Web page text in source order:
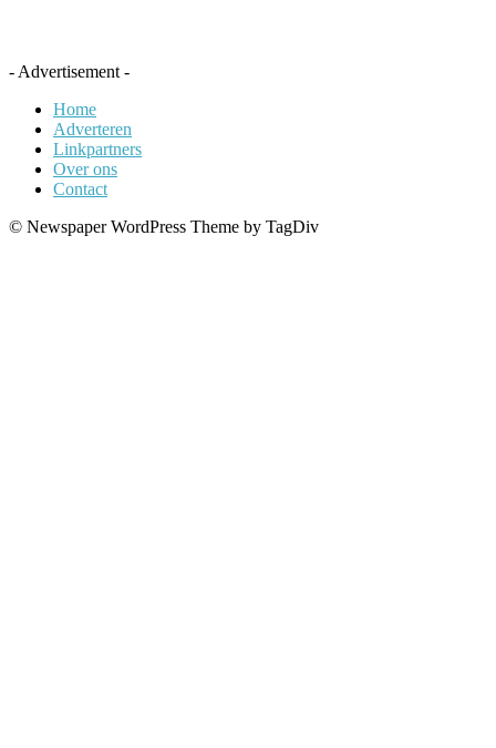
- Advertisement -
Home
Adverteren
Linkpartners
Over ons
Contact
© Newspaper WordPress Theme by TagDiv